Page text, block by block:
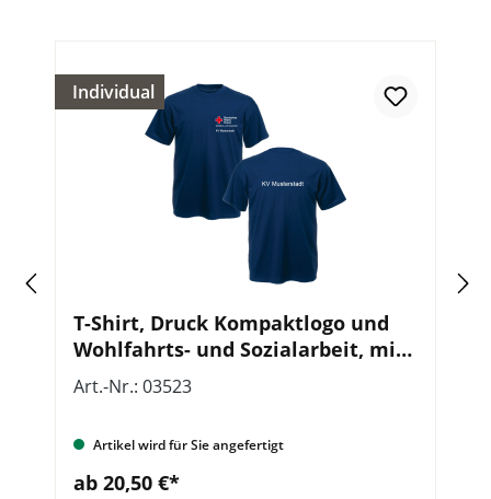
Individual
T-Shirt, Druck Kompaktlogo und
Wohlfahrts- und Sozialarbeit, mit
Zusatzzeile vorn und hinten
Art.-Nr.: 03523
Artikel wird für Sie angefertigt
ab 20,50 €*